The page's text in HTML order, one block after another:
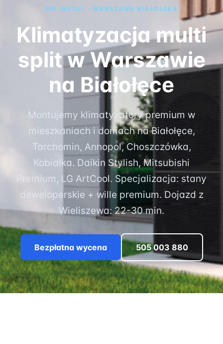
KBI INSTAL · WARSZAWA BIAŁOŁĘKA
Klimatyzacja multi
split w Warszawie
na Białołęce
Montujemy klimatyzatory premium w
mieszkaniach i domach na Białołęce,
Tarchomin, Annopol, Choszczówka,
Kobiałka. Daikin Stylish, Mitsubishi
Premium, LG ArtCool. Specjalizacja: stany
deweloperskie + wille premium. Dojazd z
Wieliszewa: 22-30 min.
Bezpłatna wycena 505 003 880